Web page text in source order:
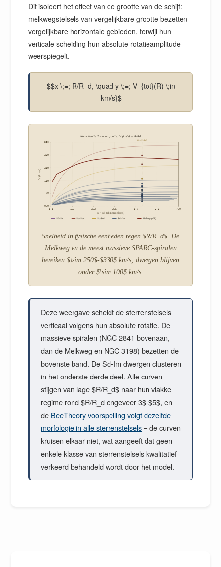
Dit isoleert het effect van de grootte van de schijf:
melkwegstelsels van vergelijkbare grootte bezetten
vergelijkbare horizontale gebieden, terwijl hun
verticale scheiding hun absolute rotatieamplitude
weerspiegelt.
$$x \;=; R/R_d, \quad y \;=; V_{tot}(R) \;in
km/s}$
Normalisatie 2 – naar grootte: V (km/s) vs R/Rd
R = 5-Rd
0.0 1.2 2.3 3.5 4.7 5.8 7.0
0.0
70
140
210
280
350
R / Rd (dimensieloos)
V (km/s)
S0-Sa Sb-Sbc Sc-Scd Sd-Im Melkweg (dik)
Snelheid in fysische eenheden tegen $R/R_d$. De
Melkweg en de meest massieve SPARC-spiralen
bereiken $\sim 250$-$330$ km/s; dwergen blijven
onder $\sim 100$ km/s.
Deze weergave scheidt de sterrenstelsels
verticaal volgens hun absolute rotatie. De
massieve spiralen (NGC 2841 bovenaan,
dan de Melkweg en NGC 3198) bezetten de
bovenste band. De Sd-Im dwergen clusteren
in het onderste derde deel. Alle curven
stijgen van lage $R/R_d$ naar hun vlakke
regime rond $R/R_d ongeveer 3$-$5$, en
de BeeTheory voorspelling volgt dezelfde
morfologie in alle sterrenstelsels– de curven
kruisen elkaar niet, wat aangeeft dat geen
enkele klasse van sterrenstelsels kwalitatief
verkeerd behandeld wordt door het model.